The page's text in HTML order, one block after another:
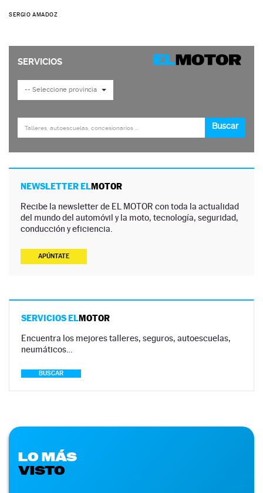
SERGIO AMADOZ
NEWSLETTER ELMOTOR
Recibe la newsletter de EL MOTOR con toda la actualidad
del mundo del automóvil y la moto, tecnología, seguridad,
conducción y eficiencia.
APÚNTATE
SERVICIOS ELMOTOR
Encuentra los mejores talleres, seguros, autoescuelas,
neumáticos…
BUSCAR
LO MÁS
VISTO